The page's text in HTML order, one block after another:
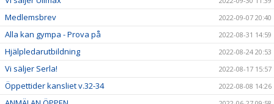
Medlemsbrev 2022-09-07 20:40
Alla kan gympa - Prova på 2022-08-31 14:59
Hjälpledarutbildning 2022-08-24 20:53
Vi säljer Serla! 2022-08-17 15:57
Öppettider kansliet v.32-34 2022-08-08 14:26